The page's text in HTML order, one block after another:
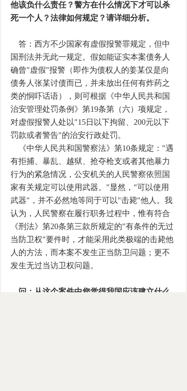
他该负什么责任？警方在什么情况下才可以杀
死一个人？法律如何规定？请详细分析。
答：西方不少国家有虚假报警罪规定，但中
国刑法并无此一规定。假如能证实本案债务人
确曾"虚假"报警（即作为债权人的姜某仅是向
债务人张某讨债而已，并未放出任何有炸药之
类的恫吓话语），则可根据《中华人民共和国
治安管理处罚条例》第19条第（六）项规定，
对虚假报警人处以"15日以下拘留、200元以下
罚款或者警告"的治安行政处罚。
《中华人民共和国警察法》第10条规定："遇
有拒捕、暴乱、越狱、抢夺枪支或者其他暴力
行为的紧急情况，公安机关的人民警察依照国
家有关规定可以使用武器。"显然，"可以使用
武器"，并不必然地等同于可以"击毙"他人。我
认为，人民警察在履行职务过程中，惟有符合
《刑法》第20条第三款所规定的"有条件的无过
当防卫权"要件时，才能采用此类极端的击毙他
人的方法，而本案不发生正当防卫问题；更不
发生无过当访卫权问题。
问：从这个案件中您觉得我国应该建立什么